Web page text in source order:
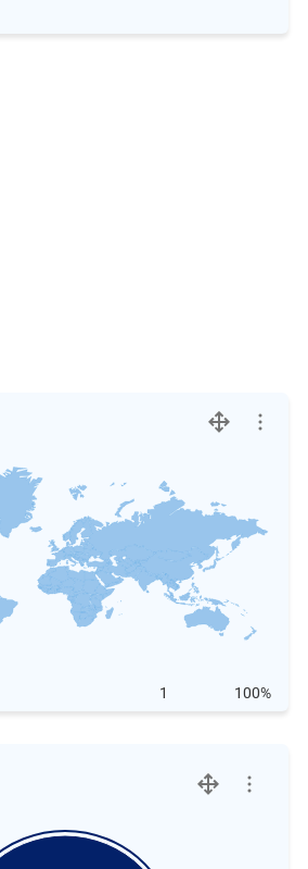
1 100%